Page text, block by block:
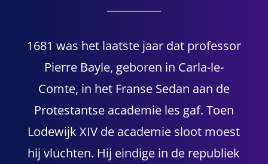
1681 was het laatste jaar dat professor
Pierre Bayle, geboren in Carla-le-
Comte, in het Franse Sedan aan de
Protestantse academie les gaf. Toen
Lodewijk XIV de academie sloot moest
hij vluchten. Hij eindige in de republiek